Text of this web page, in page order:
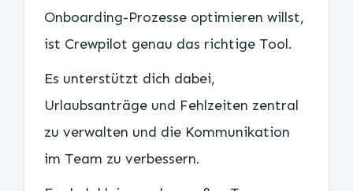
Onboarding-Prozesse optimieren willst,
ist Crewpilot genau das richtige Tool.
Es unterstützt dich dabei,
Urlaubsanträge und Fehlzeiten zentral
zu verwalten und die Kommunikation
im Team zu verbessern.